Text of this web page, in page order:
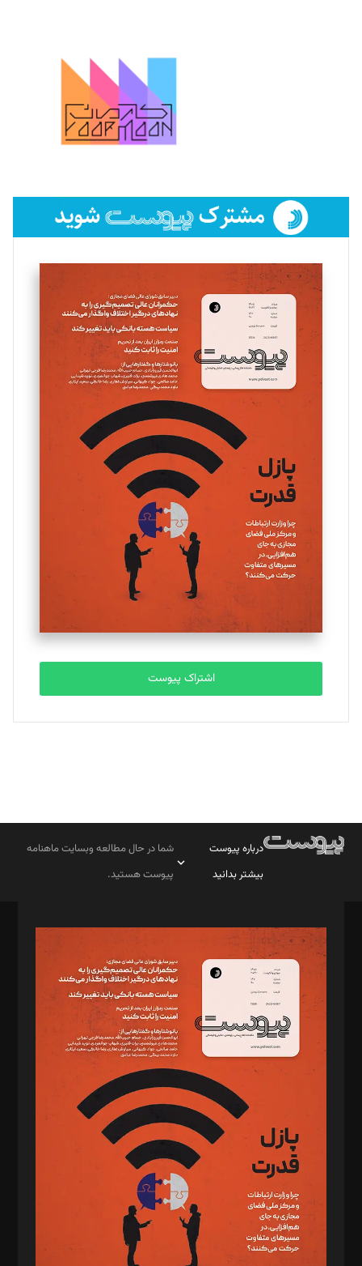
اشتراک پیوست
درباره پیوست
بیشتر بدانید
شما در حال مطالعه وبسایت ماهنامه
پیوست هستید.
مدیر مسئول: محمدباقر اثنی‌عشری
سردبیر: مهرک محمودی
دبیر تحریریه: میثم قاسمی
د‌بیر ناداستان: سمانه سمیع
د‌بیر خدمت و تجارت: ابوالفضل رجبی
د‌بیر حقوق فناوری: حسام‌الدین ایپکچی
د‌بیر پیوست جهان: مینا پاکدل
د‌بیر تحریریه آنلاین: بابک نقاش
تحریریه‌: مجتبی محمود‌ی، آرش برهمند، یسنا امان‌پور، سروش کرمیان،
مصطفی مسجدی آرانی، ابوالفضل رجبی، زهرا فکرانه، فائزه فتحی
رستمی،مصطفی باستان
ویرایش: نگار استاد‌‌آقا
طراح یونیفرم: مجید توکلی
فیلمبرداری و عکاسی: امیر شفیعی، مانی لطفی زاده
گرافیک و صفحه‌آرایی: سید‌سبحان‌علی ثابت